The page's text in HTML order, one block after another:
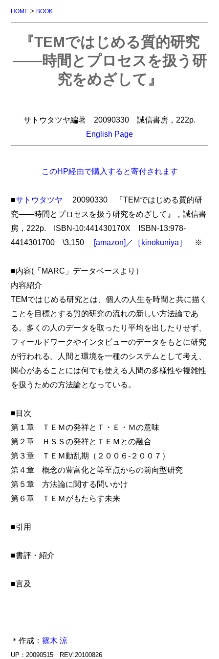
HOME > BOOK
『TEMではじめる質的研究
――時間とプロセスを扱う研
究をめざして』
サトウタツヤ編著 20090330 誠信書房，222p.
English Page
このHP経由で購入すると寄付されます
■サトウタツヤ 20090330 『TEMではじめる質的研
究――時間とプロセスを扱う研究をめざして』，誠信書
房，222p. ISBN-10:441430170X ISBN-13:978-
4414301700 \3,150 [amazon] ／ ［kinokuniya］ ※
■内容(「MARC」データベースより）
内容紹介
TEMではじめる研究とは、個人の人生を時間と共に描く
ことを目標とする質的研究の流れの新しい方法論であ
る。多くの人のデータを取ったり平均を出したりせず、
フィールドワークやインタビューのデータをもとに研究
が行われる。人間と環境を一種のシステムとして考え、
関心があることには何でも使える人間の多様性や複雑性
を扱うための方法論となっている。
■目次
第１章 ＴＥＭの発祥とＴ・Ｅ・Ｍの意味
第２章 ＨＳＳの発祥とＴＥＭとの融合
第３章 ＴＥＭ動乱期（２００６‐２００７）
第４章 概念の豊富化と等至点からの前向型研究
第５章 方法論に関する問いかけ
第６章 ＴＥＭがもたらす未来
■引用
■書評・紹介
■言及
＊作成：篠木 涼
UP：20090515 REV:20100826